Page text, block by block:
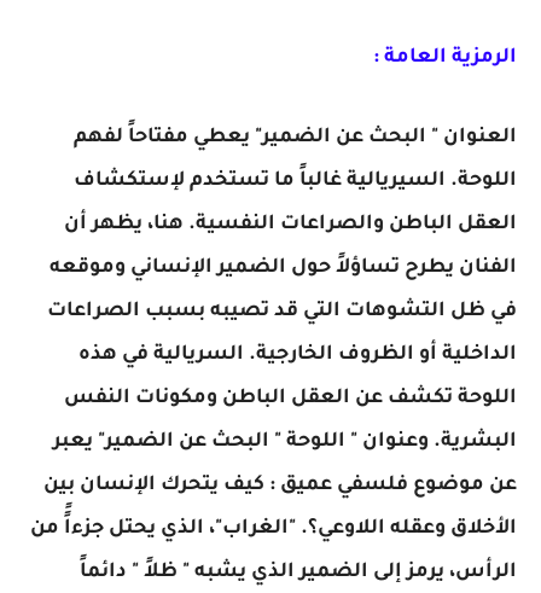
الرمزية العامة :
العنوان " البحث عن الضمير" يعطي مفتاحاً لفهم
اللوحة. السيريالية غالباً ما تستخدم لإستكشاف
العقل الباطن والصراعات النفسية. هنا، يظهر أن
الفنان يطرح تساؤلاً حول الضمير الإنساني وموقعه
في ظل التشوهات التي قد تصيبه بسبب الصراعات
الداخلية أو الظروف الخارجية. السريالية في هذه
اللوحة تكشف عن العقل الباطن ومكونات النفس
البشرية. وعنوان " اللوحة " البحث عن الضمير" يعبر
عن موضوع فلسفي عميق : كيف يتحرك الإنسان بين
الأخلاق وعقله اللاوعي؟. "الغراب"، الذي يحتل جزءاًً من
الرأس، يرمز إلى الضمير الذي يشبه " ظلاً " دائماً